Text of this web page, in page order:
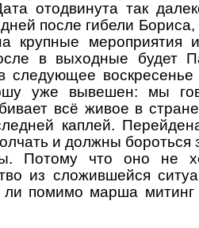
отодвинута так
после гибели
крупные мероприятия
в выходные будет
следующее
уже вывешен: мы
всё живое в
каплей.
и должны бороться
Потому что оно не
из сложившейся
ли помимо марша митинг